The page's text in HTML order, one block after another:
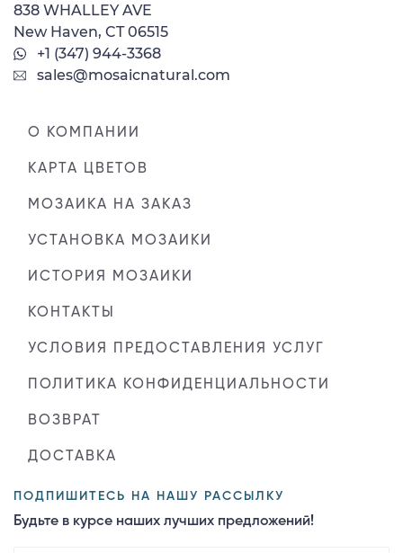
838 WHALLEY AVE
New Haven, CT 06515
+1 (347) 944-3368
sales@mosaicnatural.com
О КОМПАНИИ
КАРТА ЦВЕТОВ
МОЗАИКА НА ЗАКАЗ
УСТАНОВКА МОЗАИКИ
ИСТОРИЯ МОЗАИКИ
КОНТАКТЫ
УСЛОВИЯ ПРЕДОСТАВЛЕНИЯ УСЛУГ
ПОЛИТИКА КОНФИДЕНЦИАЛЬНОСТИ
ВОЗВРАТ
ДОСТАВКА
ПОДПИШИТЕСЬ НА НАШУ РАССЫЛКУ
Будьте в курсе наших лучших предложений!